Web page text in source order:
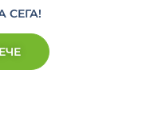
СЕГА!